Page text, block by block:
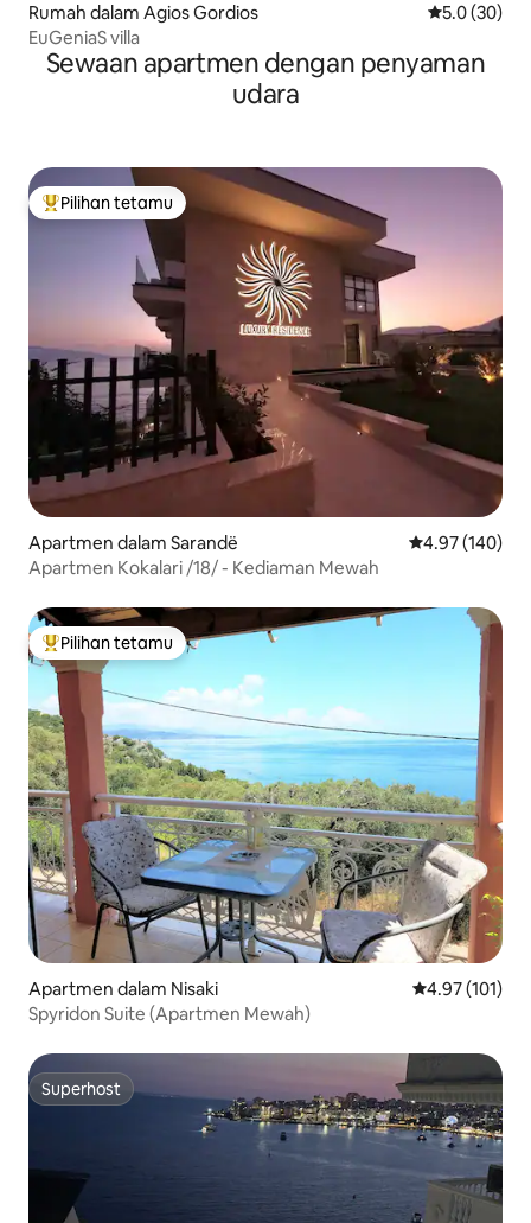
Rumah dalam Agios Gordios Penarafan
5.0 (30)
EuGeniaS villa
Sewaan apartmen dengan penyaman
udara
Pilihan utama tetamu
Pilihan tetamu
Apartmen dalam Sarandë Penarafan
4.97 (140)
Apartmen Kokalari /18/ - Kediaman Mewah
Pilihan utama tetamu
Pilihan tetamu
Apartmen dalam Nisaki Penarafan
4.97 (101)
Spyridon Suite (Apartmen Mewah)
Superhost
Superhost